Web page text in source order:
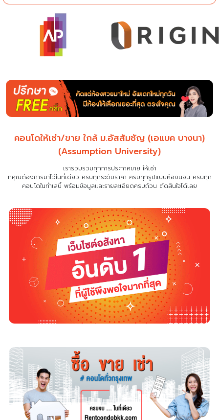
คอนโดให้เช่า/ขาย ใกล้ ม.อัสสัมชัญ (เอแบค บางนา)
(Assumption University)
เรารวบรวมทุกการประกาศขาย ให้เช่า
ที่คุณต้องการมาไว้ในที่เดียว ครบทุกระดับราคา ครบทุกรูปแบบห้องนอน ครบทุก
คอนโดในทำเลนี้ พร้อมข้อมูลและรายละเอียดครบถ้วน ตัดสินใจได้เลย